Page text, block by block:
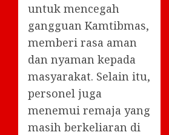
untuk mencegah
gangguan Kamtibmas,
memberi rasa aman
dan nyaman kepada
masyarakat. Selain itu,
personel juga
menemui remaja yang
masih berkeliaran di